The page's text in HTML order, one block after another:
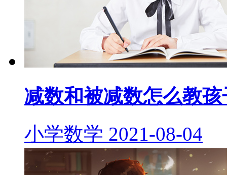
减数和被减数怎么教孩
小学数学 2021-08-04